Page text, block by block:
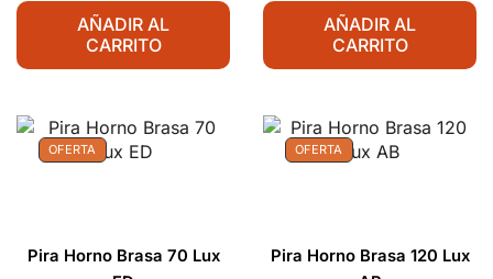
AÑADIR AL
CARRITO
AÑADIR AL
CARRITO
OFERTA
Pira Horno Brasa 70 Lux
OFERTA
Pira Horno Brasa 120 Lux